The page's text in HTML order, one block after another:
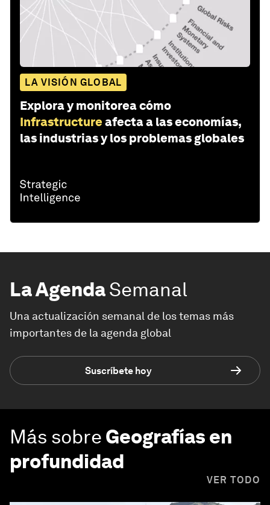
LA VISIÓN GLOBAL
Explora y monitorea cómo
Infrastructure afecta a las economías,
las industrias y los problemas globales
La AgendaSemanal
Una actualización semanal de los temas más
importantes de la agenda global
Suscríbete hoy
Más sobre Geografías en
profundidad
VER TODO